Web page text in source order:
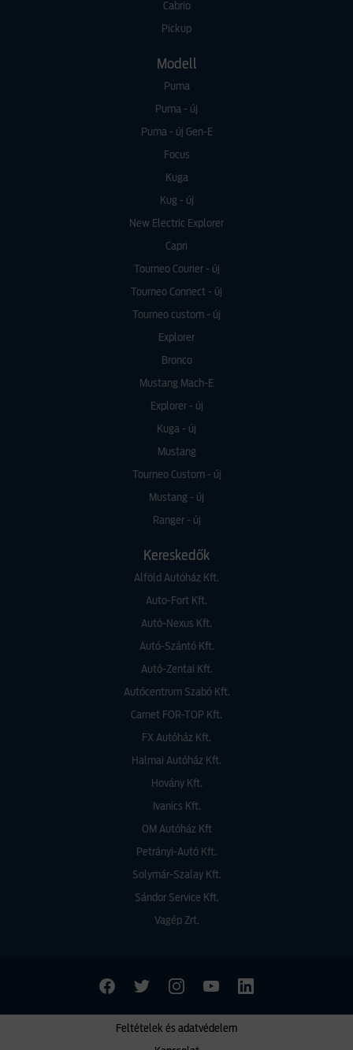
Cabrio
Pickup
Modell
Puma
Puma - új
Puma - új Gen-E
Focus
Kuga
Kug - új
New Electric Explorer
Capri
Tourneo Courier - új
Tourneo Connect - új
Tourneo custom - új
Explorer
Bronco
Mustang Mach-E
Explorer - új
Kuga - új
Mustang
Tourneo Custom - új
Mustang - új
Ranger - új
Kereskedők
Alföld Autóház Kft.
Auto-Fort Kft.
Autó-Nexus Kft.
Autó-Szántó Kft.
Autó-Zentai Kft.
Autócentrum Szabó Kft.
Carnet FOR-TOP Kft.
FX Autóház Kft.
Halmai Autóház Kft.
Hovány Kft.
Ivanics Kft.
OM Autóház Kft
Petrányi-Autó Kft.
Solymár-Szalay Kft.
Sándor Service Kft.
Vagép Zrt.
Feltételek és adatvédelem